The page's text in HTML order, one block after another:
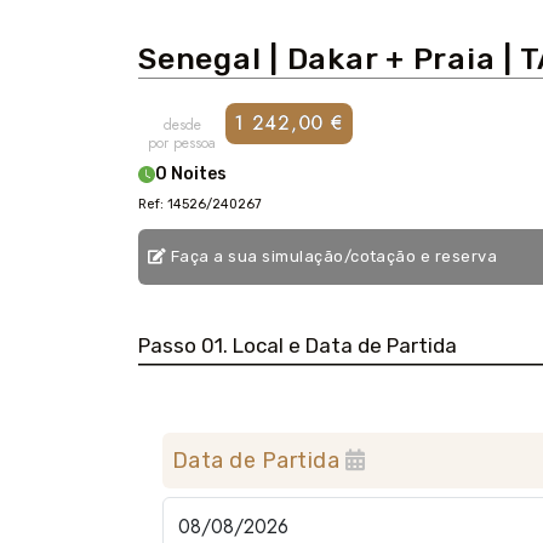
Senegal | Dakar + Praia |
desde
por pessoa
1 242,00 €
0 Noites
Ref: 14526/240267
Faça a sua simulação/cotação e reserva
Passo 01. Local e Data de Partida
Data de Partida